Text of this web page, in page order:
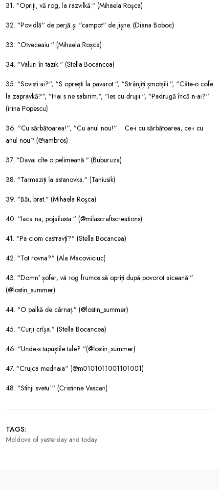
31. “Opriți, vă rog, la razvilkă.“ (Mihaela Roșca)
32. “Povidlă“ de perjă și “campot“ de jișne. (Diana Boboc)
33. “Otveceaiu.“ (Mihaela Roșca)
34. “Valuri în tazik.“ (Stella Bocancea)
35. “Sovisti ai?“, “S oprești la pavarot.“, “Strânjiți șmotșili.“, “Câte-o cofe
la zapravkă?“, “Hai s ne sabirim.“, “Ies cu drujii.“, “Padrugă încă n-ai?“
(irina Popescu)
36. “Cu sărbătoarea!”, “Cu anul nou!”… Ce-i cu sărbătoarea, ce-i cu
anul nou? (@iambros)
37. “Davai cîte o pelimeană.“ (Buburuza)
38. “Tarmaziți la astanovka.“ (Taniusik)
39. “Băi, brat.“ (Mihaela Roșca)
40. “Iaca na, pojailusta.“ (@milascraftscreations)
41. “Pa ciom castravțî?“ (Stella Bocancea)
42. “Tot rovna?“ (Ala Macoviiciuc)
43. “Domn' șofer, vă rog frumos să opriți după povorot aiceană.“
(@lostin_summer)
44. “O palkă de cârnaț.“ (@lostin_summer)
45. “Curji crîșa.“ (Stella Bocancea)
46. “Unde-s tapuștile tale? “(@lostin_summer)
47. “Crujca mednaia“ (@m0101011001101001)
48. “Stînji svetu’.“ (Cristinne Vascan)
TAGS:
Moldova of yesterday and today